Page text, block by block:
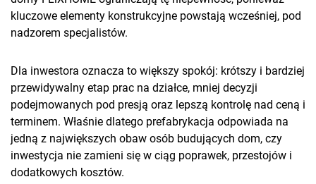
kluczowe elementy konstrukcyjne powstają wcześniej, pod
nadzorem specjalistów.
Dla inwestora oznacza to większy spokój: krótszy i bardziej
przewidywalny etap prac na działce, mniej decyzji
podejmowanych pod presją oraz lepszą kontrolę nad ceną i
terminem. Właśnie dlatego prefabrykacja odpowiada na
jedną z największych obaw osób budujących dom, czy
inwestycja nie zamieni się w ciąg poprawek, przestojów i
dodatkowych kosztów.